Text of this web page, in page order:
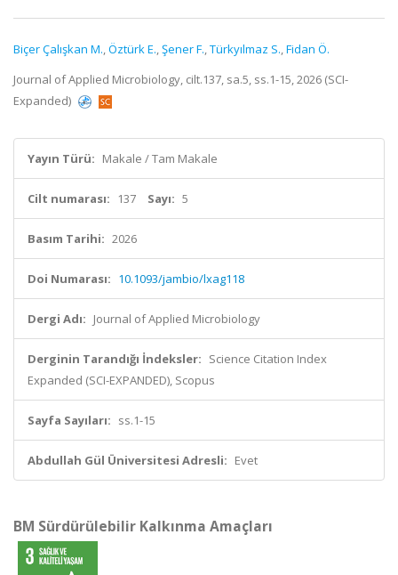
Biçer Çalışkan M.,Öztürk E.,Şener F.,Türkyılmaz S.,Fidan Ö.
Journal of Applied Microbiology, cilt.137, sa.5, ss.1-15, 2026 (SCI-
Expanded)
Yayın Türü: Makale / Tam Makale
Cilt numarası: 137 Sayı: 5
Basım Tarihi: 2026
Doi Numarası: 10.1093/jambio/lxag118
Dergi Adı: Journal of Applied Microbiology
Derginin Tarandığı İndeksler: Science Citation Index
Expanded (SCI-EXPANDED), Scopus
Sayfa Sayıları: ss.1-15
Abdullah Gül Üniversitesi Adresli: Evet
BM Sürdürülebilir Kalkınma Amaçları